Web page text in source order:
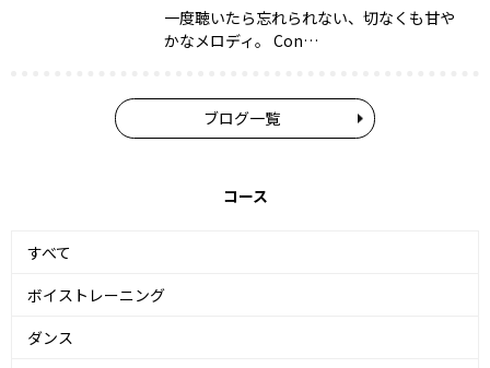
一度聴いたら忘れられない、切なくも甘や
かなメロディ。 Con…
ブログ一覧
コース
すべて
ボイストレーニング
ダンス